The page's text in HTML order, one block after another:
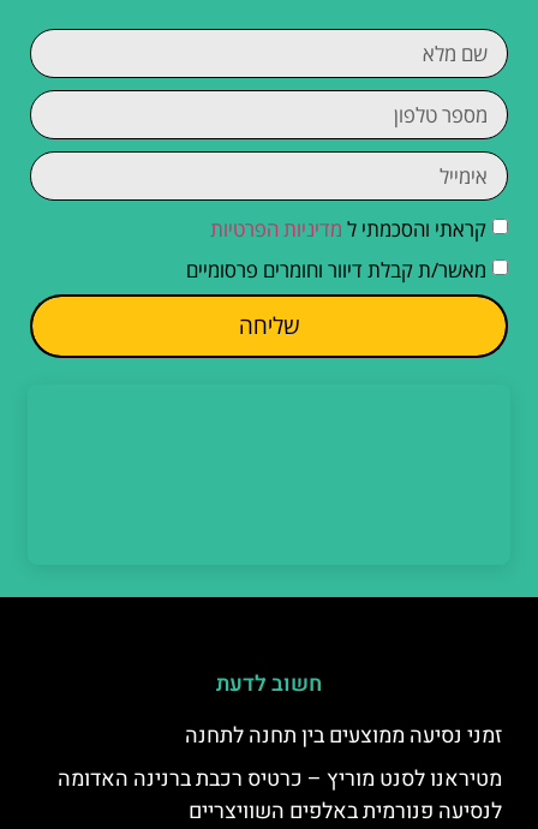
קראתי והסכמתי ל מדיניות הפרטיות
מאשר/ת קבלת דיוור וחומרים פרסומיים
שליחה
חשוב לדעת
זמני נסיעה ממוצעים בין תחנה לתחנה
מטיראנו לסנט מוריץ – כרטיס רכבת ברנינה האדומה
לנסיעה פנורמית באלפים השוויצריים